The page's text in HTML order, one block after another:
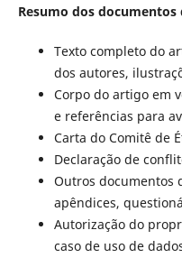
Resumo dos
Texto completo do
dos autores,
Corpo do artigo em
e referências para
Carta do Comitê de
Declaração de
Outros documentos
apêndices,
Autorização do
caso de uso de